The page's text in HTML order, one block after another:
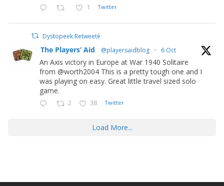
1 Twitter
Dystopeek Retweeté
The Players’ Aid @playersaidblog · 6 Oct
An Axis victory in Europe at War 1940 Solitaire
from @worth2004 This is a pretty tough one and I
was playing on easy. Great little travel sized solo
game.
2 38 Twitter
Load More...